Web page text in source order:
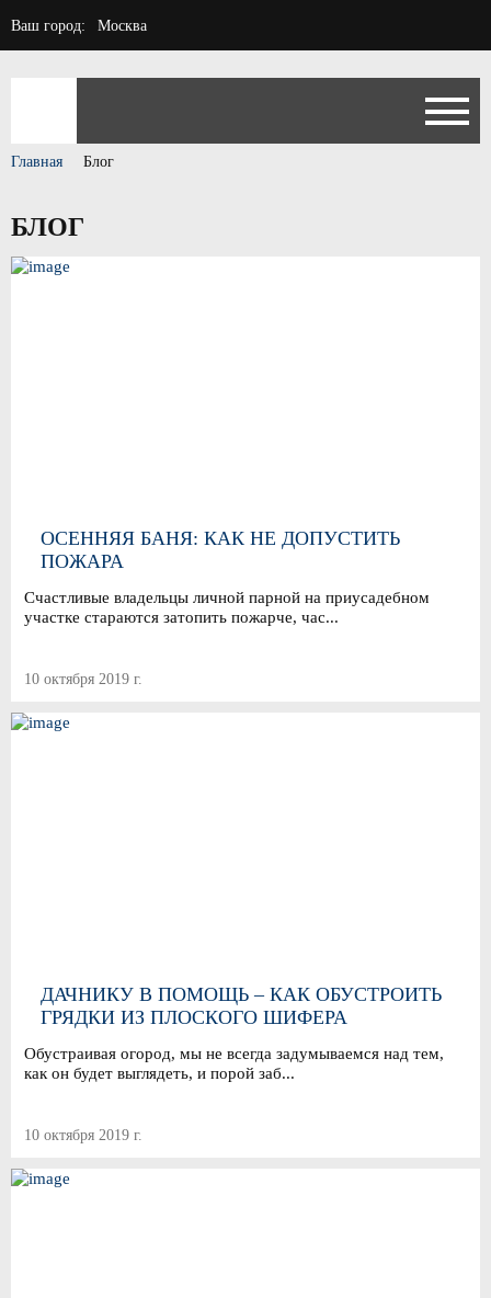
Ваш город: Москва
Главная Блог
БЛОГ
ОСЕННЯЯ БАНЯ: КАК НЕ ДОПУСТИТЬ
ПОЖАРА
Счастливые владельцы личной парной на приусадебном
участке стараются затопить пожарче, час...
10 октября 2019 г.
ДАЧНИКУ В ПОМОЩЬ – КАК ОБУСТРОИТЬ
ГРЯДКИ ИЗ ПЛОСКОГО ШИФЕРА
Обустраивая огород, мы не всегда задумываемся над тем,
как он будет выглядеть, и порой заб...
10 октября 2019 г.